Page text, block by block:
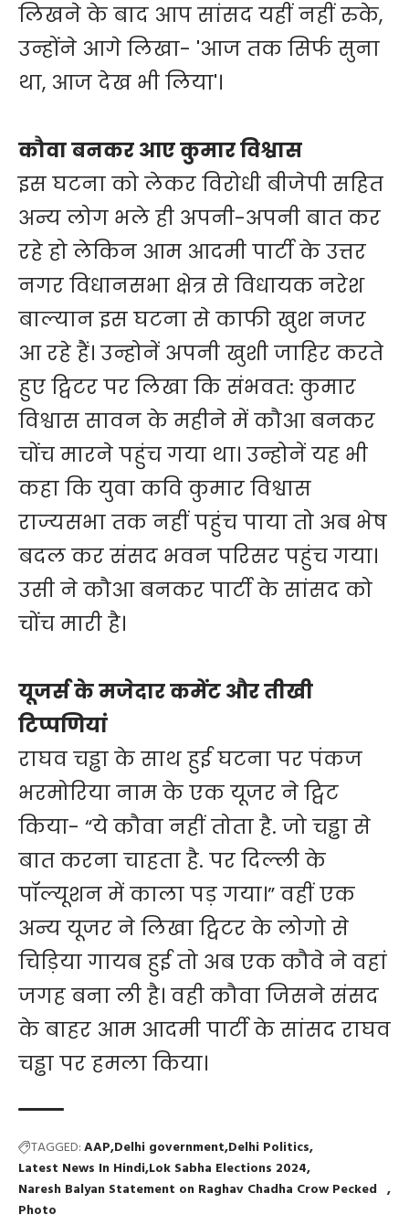
लिखने के बाद आप सांसद यहीं नहीं रुके,
उन्होंने आगे लिखा- 'आज तक सिर्फ सुना
था, आज देख भी लिया'।
कौवा बनकर आए कुमार विश्वास
इस घटना को लेकर विरोधी बीजेपी सहित
अन्य लोग भले ही अपनी-अपनी बात कर
रहे हो लेकिन आम आदमी पार्टी के उत्तर
नगर विधानसभा क्षेत्र से विधायक नरेश
बाल्यान इस घटना से काफी खुश नजर
आ रहे हैं। उन्होनें अपनी खुशी जाहिर करते
हुए ट्विटर पर लिखा कि संभवत: कुमार
विश्वास सावन के महीने में कौआ बनकर
चोंच मारने पहुंच गया था। उन्होनें यह भी
कहा कि युवा कवि कुमार विश्वास
राज्यसभा तक नहीं पहुंच पाया तो अब भेष
बदल कर संसद भवन परिसर पहुंच गया।
उसी ने कौआ बनकर पार्टी के सांसद को
चोंच मारी है।
यूजर्स के मजेदार कमेंट और तीखी
टिप्पणियां
राघव चड्ढा के साथ हुई घटना पर पंकज
भरमोरिया नाम के एक यूजर ने ट्विट
किया- “ये कौवा नहीं तोता है. जो चड्ढा से
बात करना चाहता है. पर दिल्ली के
पॉल्यूशन में काला पड़ गया।” वहीं एक
अन्य यूजर ने लिखा ट्विटर के लोगो से
चिड़िया गायब हुई तो अब एक कौवे ने वहां
जगह बना ली है। वही कौवा जिसने संसद
के बाहर आम आदमी पार्टी के सांसद राघव
चड्ढा पर हमला किया।
TAGGED:AAP Delhi government Delhi Politics
Latest News In Hindi Lok Sabha Elections 2024
Naresh Balyan Statement on Raghav Chadha Crow Pecked
Photo